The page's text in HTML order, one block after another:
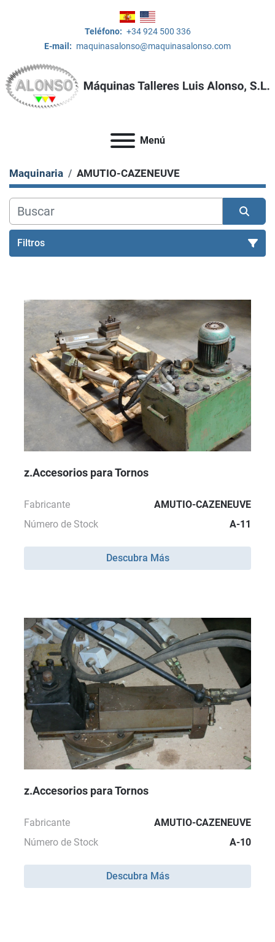
Teléfono: +34 924 500 336
E-mail: maquinasalonso@maquinasalonso.com
Menú
Maquinaria AMUTIO-CAZENEUVE
Filtros
Ordenar por
z.Accesorios para Tornos
Fabricante
AMUTIO-CAZENEUVE
Número de Stock
A-11
Descubra Más
z.Accesorios para Tornos
Fabricante
AMUTIO-CAZENEUVE
Número de Stock
A-10
Descubra Más